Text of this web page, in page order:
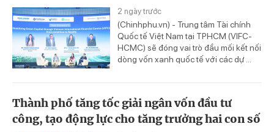
2 ngày trước
(Chinhphu.vn) - Trung tâm Tài chính
Quốc tế Việt Nam tại TPHCM (VIFC-
HCMC) sẽ đóng vai trò đầu mối kết nối
dòng vốn xanh quốc tế với các dự ...
Thành phố tăng tốc giải ngân vốn đầu tư
công, tạo động lực cho tăng trưởng hai con số